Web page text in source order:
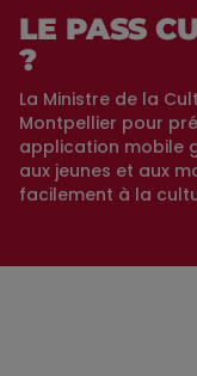
LE PASS
?
La Ministre de la
Montpellier pour
application mobile
aux jeunes et aux
facilement à la